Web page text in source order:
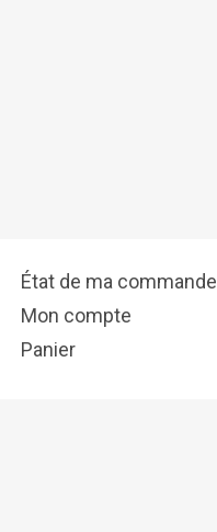
État de ma commande
Mon compte
Panier